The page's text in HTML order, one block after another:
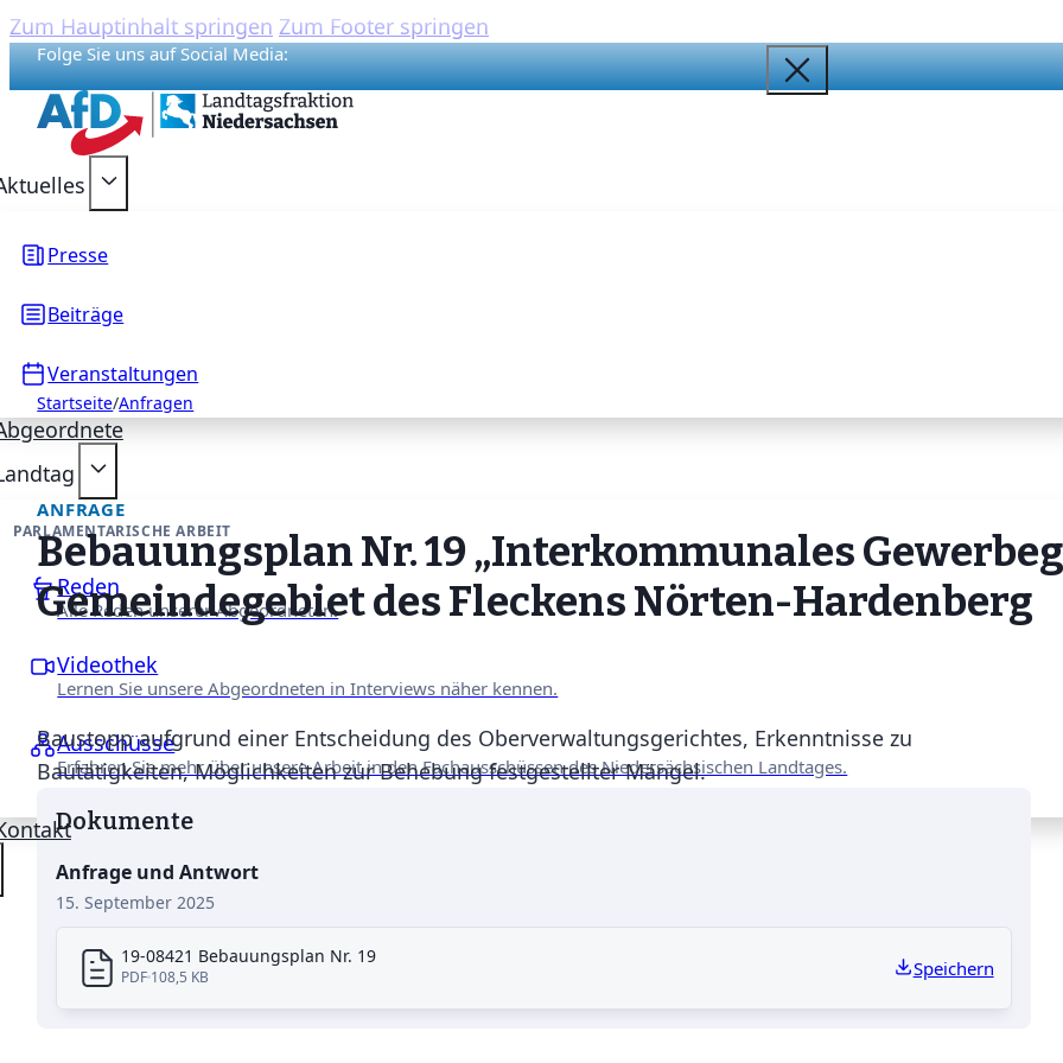
Zum Hauptinhalt springen Zum Footer springen
Folge Sie uns auf Social Media:
{acf_social_media_plattform}
{acf_social_media_plattform}
{acf_social_media_plattform}
{acf_social_media_plattform}
{acf_social_media_plattform}
Presse
Beiträge
Veranstaltungen
PARLAMENTARISCHE ARBEIT
Reden
Alle Reden unserer Abgeordneten.
Videothek
Lernen Sie unsere Abgeordneten in Interviews näher kennen.
Ausschüsse
Erfahren Sie mehr über unsere Arbeit in den Fachausschüssen des Niedersächsischen Landtages.
Startseite/Anfragen
ANFRAGE
Bebauungsplan Nr. 19 „Interkommunales
Gemeindegebiet des Fleckens Nörten-Hardenberg
Baustopp aufgrund einer Entscheidung des Oberverwaltungsgerichtes, Erkenntnisse zu
Bautätigkeiten, Möglichkeiten zur Behebung festgestellter Mängel.
Dokumente
Anfrage und Antwort
15. September 2025
19-08421 Bebauungsplan Nr. 19
PDF 108,5 KB Speichern